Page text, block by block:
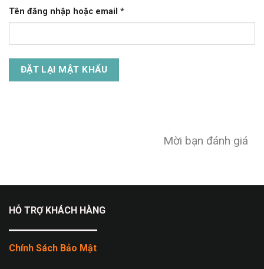
Tên đăng nhập hoặc email *Bắt
buộc
ĐẶT LẠI MẬT KHẨU
Mời bạn đánh giá
HỖ TRỢ KHÁCH HÀNG
Chính Sách Bảo Mật